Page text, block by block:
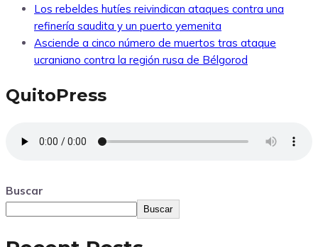
Los rebeldes hutíes reivindican ataques contra una
refinería saudita y un puerto yemenita
Asciende a cinco número de muertos tras ataque
ucraniano contra la región rusa de Bélgorod
QuitoPress
Buscar
Buscar